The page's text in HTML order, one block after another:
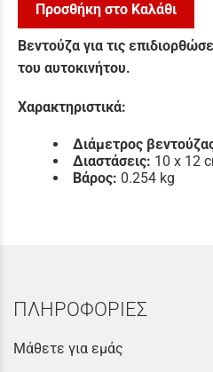
Προσθήκη στο Καλάθι
Βεντούζα για τις
του αυτοκινήτου.
Χαρακτηριστικά:
Διάμετρος
Διαστάσεις: 10 x 12
Βάρος: 0.254 kg
ΠΛΗΡΟΦΟΡΙΕΣ
Μάθετε για εμάς